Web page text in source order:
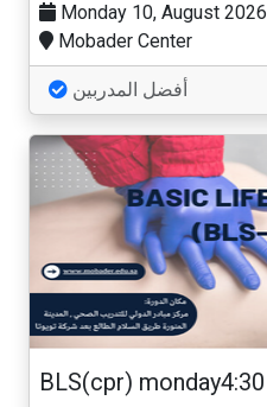
Monday 10, August 2026
Mobader Center
أفضل المدربين